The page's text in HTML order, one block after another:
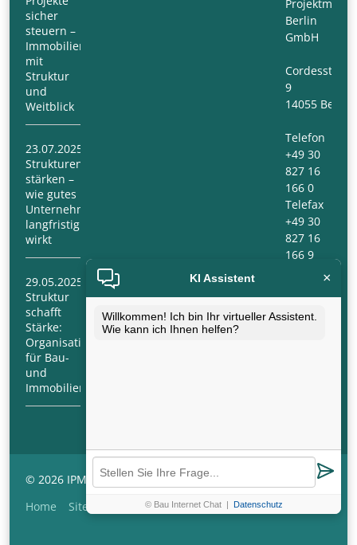
sicher
steuern –
Immobilienmanagement
mit
Struktur
und
Weitblick
23.07.2025
Strukturen
stärken –
wie gutes
Unternehmensmanagement
langfristig
wirkt
29.05.2025
Struktur
schafft
Stärke:
Organisationsberatung
für Bau-
und
Immobilienunternehmen
Berlin
GmbH
Cordesstraße
9
14055 Berlin
Telefon
+49 30
827 16
166 0
Telefax
+49 30
827 16
166 9
berlin.com
© 2026 IPMB Immobilien- & Projektmanagement Berlin
Navigation
Home Sitemap AGB Impressum Datenschutz
KI Assistent ×
Willkommen! Ich bin Ihr virtueller Assistent.
Wie kann ich Ihnen helfen?
© Bau Internet Chat| Datenschutz